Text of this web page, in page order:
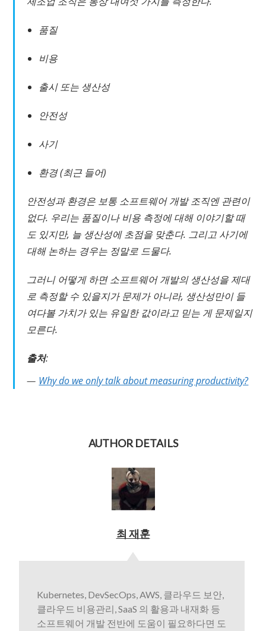
품질
비용
출시 또는 생산성
안전성
사기
환경 (최근 들어)
안전성과 환경은 보통 소프트웨어 개발 조직엔 관련이
없다. 우리는 품질이나 비용 측정에 대해 이야기할 때
도 있지만, 늘 생산성에 초점을 맞춘다. 그리고 사기에
대해 논하는 경우는 정말로 드물다.
그러니 어떻게 하면 소프트웨어 개발의 생산성을 제대
로 측정할 수 있을지가 문제가 아니라, 생산성만이 들
여다볼 가치가 있는 유일한 값이라고 믿는 게 문제일지
모른다.
출처:
Why do we only talk about measuring productivity?
AUTHOR DETAILS
최 재훈
Kubernetes, DevSecOps, AWS, 클라우드 보안,
클라우드 비용관리, SaaS 의 활용과 내재화 등
소프트웨어 개발 전반에 도움이 필요하다면 도